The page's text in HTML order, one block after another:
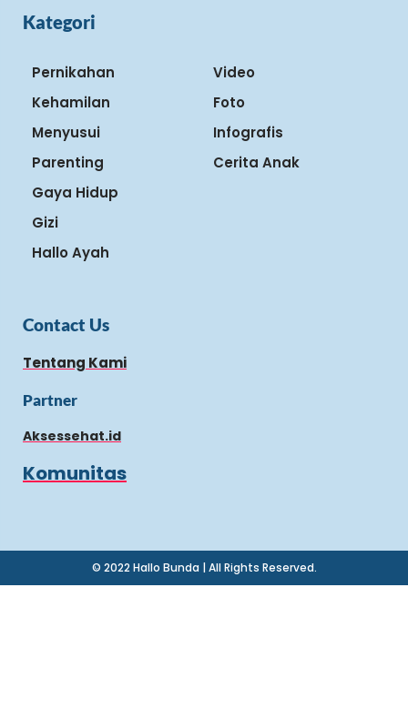
Kategori
Pernikahan
Kehamilan
Menyusui
Parenting
Gaya Hidup
Gizi
Hallo Ayah
Video
Foto
Infografis
Cerita Anak
Contact Us
Tentang Kami
Partner
Aksessehat.id
Komunitas
© 2022 Hallo Bunda | All Rights Reserved.